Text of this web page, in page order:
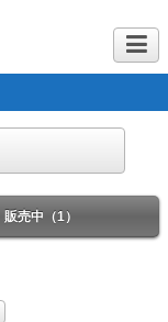
販売中（1）